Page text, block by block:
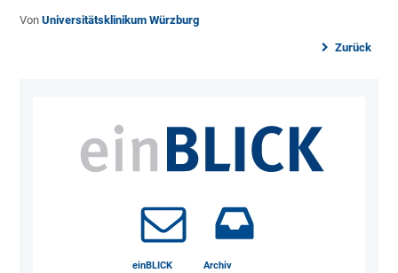
VonUniversitätsklinikum Würzburg
Zurück
einBLICK
Archiv